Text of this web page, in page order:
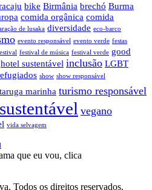
bike Birmânia brechó Burma
comida orgânica comida
de lusaka diversidade eco-barco
evento responsável evento verde festas
festival de música festival verde good
hotel sustentável inclusão LGBT
show show responsável
marinha turismo responsável
vegano
vida selvagem
que eu vou, clica
Todos os direitos reservados.